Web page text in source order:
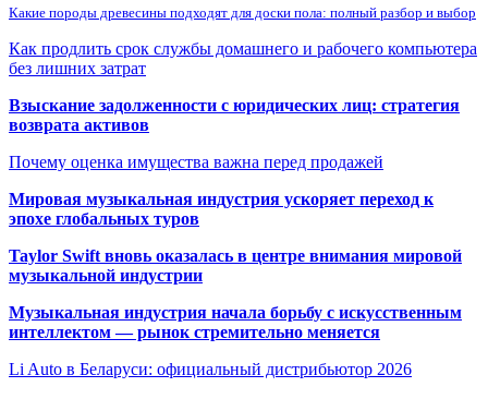
Какие породы древесины подходят для доски пола: полный разбор и выбор
Как продлить срок службы домашнего и рабочего компьютера
без лишних затрат
Взыскание задолженности с юридических лиц: стратегия
возврата активов
Почему оценка имущества важна перед продажей
Мировая музыкальная индустрия ускоряет переход к
эпохе глобальных туров
Taylor Swift вновь оказалась в центре внимания мировой
музыкальной индустрии
Музыкальная индустрия начала борьбу с искусственным
интеллектом — рынок стремительно меняется
Li Auto в Беларуси: официальный дистрибьютор 2026